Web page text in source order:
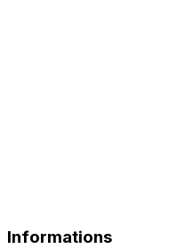
Informations